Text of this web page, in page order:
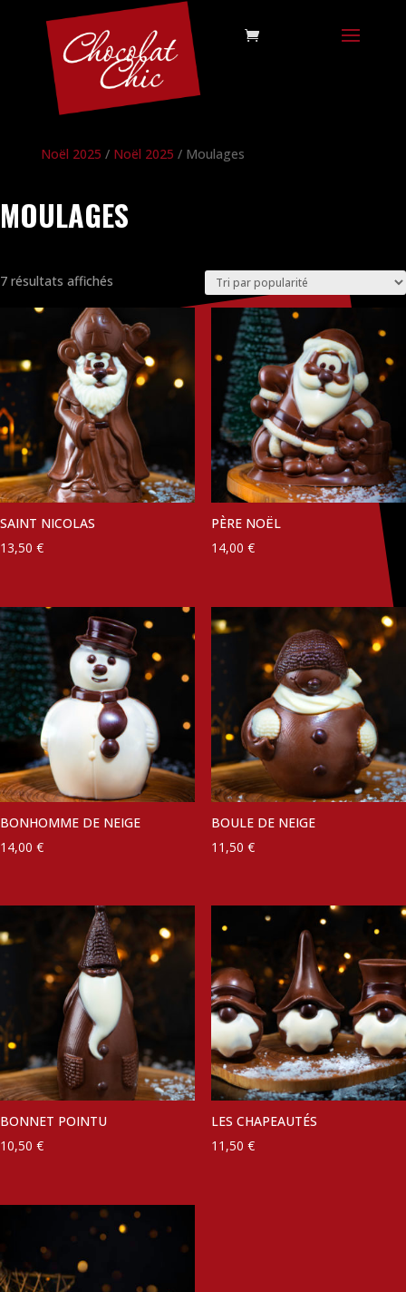
Noël 2025 / Noël 2025 / Moulages
MOULAGES
7 résultats affichés
popularité
SAINT NICOLAS
13,50 €
PÈRE NOËL
14,00 €
BONHOMME DE NEIGE
14,00 €
BOULE DE NEIGE
11,50 €
BONNET POINTU
10,50 €
LES CHAPEAUTÉS
11,50 €